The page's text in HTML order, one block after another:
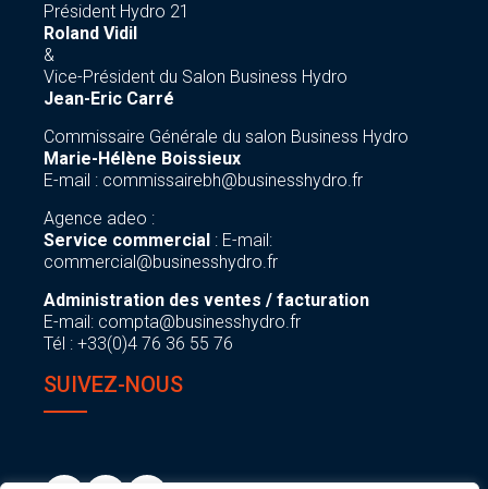
Président Hydro 21
Roland Vidil
&
Vice-Président du Salon Business Hydro
Jean-Eric Carré
Commissaire Générale du salon Business Hydro
Marie-Hélène Boissieux
E-mail : commissairebh@businesshydro.fr
Agence adeo :
Service commercial : E-mail:
commercial@businesshydro.fr
Administration des ventes / facturation
E-mail: compta@businesshydro.fr
Tél : +33(0)4 76 36 55 76
SUIVEZ-NOUS